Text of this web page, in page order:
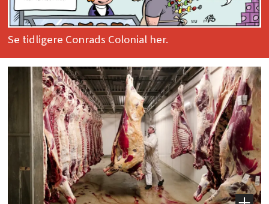
Se tidligere Conrads Colonial her.